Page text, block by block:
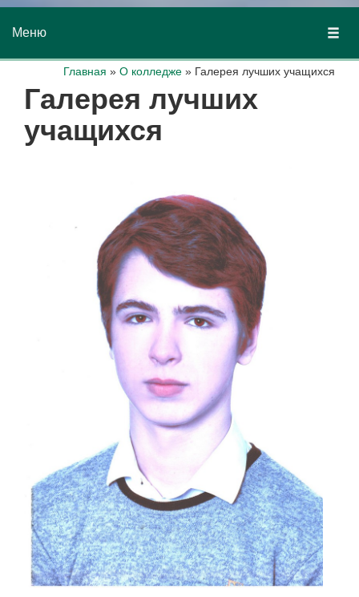
Меню
Главная » О колледже » Галерея лучших учащихся
Галерея лучших
учащихся